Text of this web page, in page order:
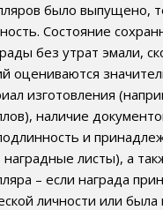
было выпущено,
Состояние
без утрат эмали,
оцениваются
изготовления
наличие
и
листы), а
– если награда
личности или была